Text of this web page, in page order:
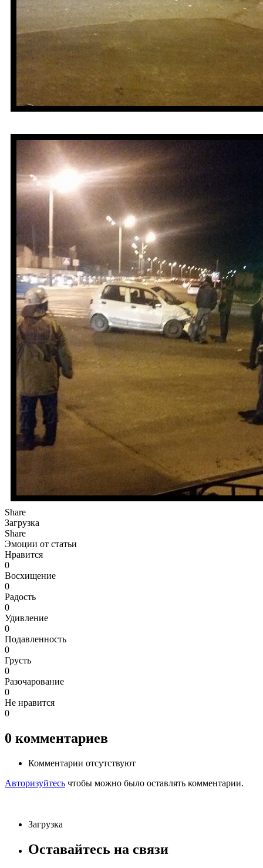
Share
Загрузка
Share
Эмоции от статьи
Нравится
0
Восхищение
0
Радость
0
Удивление
0
Подавленность
0
Грусть
0
Разочарование
0
Не нравится
0
0 комментариев
Комментарии отсутствуют
Авторизуйтесь чтобы можно было оставлять комментарии.
Загрузка
Оставайтесь на связи